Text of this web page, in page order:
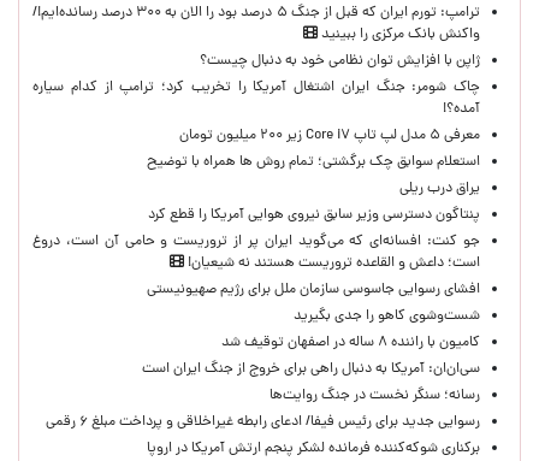
ترامپ: تورم ایران که قبل از جنگ ۵ درصد بود را الان به ۳۰۰ درصد رسانده‌ایم!/
واکنش بانک مرکزی را ببینید
ژاپن با افزایش توان نظامی خود به دنبال چیست؟
چاک شومر: جنگ ایران اشتغال آمریکا را تخریب کرد؛ ترامپ از کدام سیاره
آمده؟!
معرفی ۵ مدل لپ تاپ Core i۷ زیر ۲۰۰ میلیون تومان
استعلام سوابق چک برگشتی؛ تمام روش ها همراه با توضیح
یراق درب ریلی
پنتاگون دسترسی وزیر سابق نیروی هوایی آمریکا را قطع کرد
جو کنت: افسانه‌ای که می‌گوید ایران پر از تروریست و حامی آن است، دروغ
است؛ داعش و القاعده تروریست هستند نه شیعیان!
افشای رسوایی جاسوسی سازمان ملل برای رژیم صهیونیستی
شست‌وشوی کاهو را جدی بگیرید
کامیون با راننده ۸ ساله در اصفهان توقیف شد
سی‌ان‌ان: آمریکا به دنبال راهی برای خروج از جنگ ایران است
رسانه؛ سنگر نخست در جنگ روایت‌ها
رسوایی جدید برای رئیس فیفا/ ادعای رابطه غیراخلاقی و پرداخت مبلغ ۶ رقمی
برکناری شوکه‌کننده فرمانده لشکر پنجم ارتش آمریکا در اروپا